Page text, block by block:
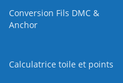
Conversion Fils DMC &
Anchor
Calculatrice toile et points